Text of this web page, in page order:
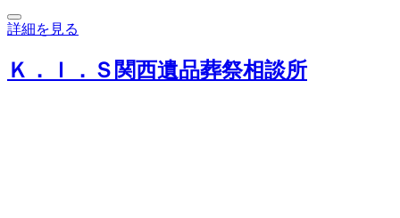
詳細を見る
Ｋ．Ｉ．Ｓ関西遺品葬祭相談所